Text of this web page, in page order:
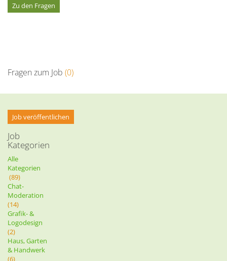
Zu den Fragen
Fragen zum Job (0)
Job veröffentlichen
Job
Kategorien
Alle
Kategorien
(89)
Chat-
Moderation
(14)
Grafik- &
Logodesign
(2)
Haus, Garten
& Handwerk
(6)